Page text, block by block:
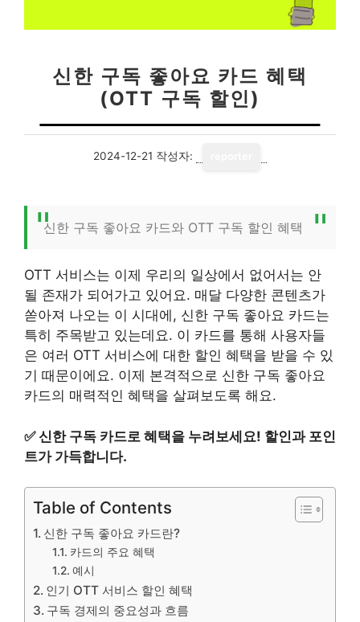
신한 구독 좋아요 카드 혜택
(OTT 구독 할인)
2024-12-21 작성자:
신한 구독 좋아요 카드와 OTT 구독 할인 혜택
OTT 서비스는 이제 우리의 일상에서 없어서는 안
될 존재가 되어가고 있어요. 매달 다양한 콘텐츠가
쏟아져 나오는 이 시대에, 신한 구독 좋아요 카드는
특히 주목받고 있는데요. 이 카드를 통해 사용자들
은 여러 OTT 서비스에 대한 할인 혜택을 받을 수 있
기 때문이에요. 이제 본격적으로 신한 구독 좋아요
카드의 매력적인 혜택을 살펴보도록 해요.
✅신한 구독 카드로 혜택을 누려보세요! 할인과 포인
트가 가득합니다.
Table of Contents
신한 구독 좋아요 카드란?
카드의 주요 혜택
예시
인기 OTT 서비스 할인 혜택
구독 경제의 중요성과 흐름